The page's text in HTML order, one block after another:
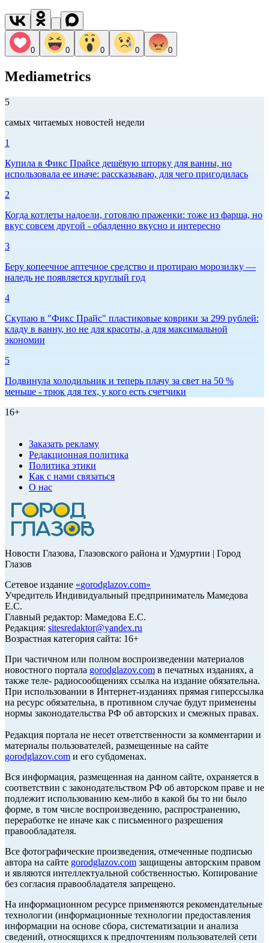
0 0 0 0 0
Mediametrics
5
самых читаемых новостей недели
1
Купила в Фикс Прайсе дешёвую шторку для ванны, но
использовала ее иначе: рассказываю, для чего пригодилась
2
Когда котлеты надоели, готовлю праженки: тоже из фарша, но
вкус совсем другой - обалденно вкусно и интересно
3
Беру копеечное аптечное средство и протираю морозилку —
наледь не появляется круглый год
4
Скупаю в "Фикс Прайс" пластиковые коврики за 299 рублей:
кладу в ванну, но не для красоты, а для максимальной
экономии
5
Подвинула холодильник и теперь плачу за свет на 50 %
меньше - трюк для тех, у кого есть счетчики
16+
Заказать рекламу
Редакционная политика
Политика этики
Как с нами связаться
О нас
Новости Глазова, Глазовского района и Удмуртии | Город
Глазов
Сетевое издание «gorodglazov.com»
Учредитель Индивидуальный предприниматель Мамедова
Е.С.
Главный редактор: Мамедова Е.С.
Редакция: sitesredaktor@yandex.ru
Возрастная категория сайта: 16+
При частичном или полном воспроизведении материалов
новостного портала gorodglazov.com в печатных изданиях, а
также теле- радиосообщениях ссылка на издание обязательна.
При использовании в Интернет-изданиях прямая гиперссылка
на ресурс обязательна, в противном случае будут применены
нормы законодательства РФ об авторских и смежных правах.
Редакция портала не несет ответственности за комментарии и
материалы пользователей, размещенные на сайте
gorodglazov.com и его субдоменах.
Вся информация, размещенная на данном сайте, охраняется в
соответствии с законодательством РФ об авторском праве и не
подлежит использованию кем-либо в какой бы то ни было
форме, в том числе воспроизведению, распространению,
переработке не иначе как с письменного разрешения
правообладателя.
Все фотографические произведения, отмеченные подписью
автора на сайте gorodglazov.com защищены авторским правом
и являются интеллектуальной собственностью. Копирование
без согласия правообладателя запрещено.
На информационном ресурсе применяются рекомендательные
технологии (информационные технологии предоставления
информации на основе сбора, систематизации и анализа
сведений, относящихся к предпочтениям пользователей сети